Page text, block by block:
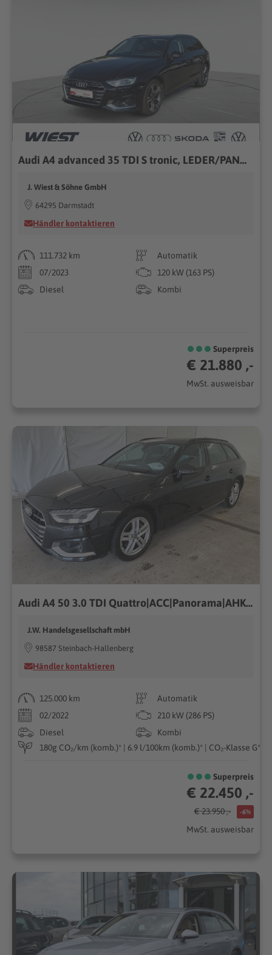
Audi A4 advanced 35 TDI S tronic, LEDER/PANO/18"/GRA/NAVI/KLIMA/SHZ uvm.
J. Wiest & Söhne GmbH
64295 Darmstadt
Händler kontaktieren
111.732 km
Automatik
07/2023
120 kW (163 PS)
Diesel
Kombi
Superpreis
€ 21.880 ,-
MwSt. ausweisbar
Audi A4 50 3.0 TDI Quattro|ACC|Panorama|AHK|PDC|MMI
J.W. Handelsgesellschaft mbH
98587 Steinbach-Hallenberg
Händler kontaktieren
125.000 km
Automatik
02/2022
210 kW (286 PS)
Diesel
Kombi
180g CO₂/km (komb.)* | 6.9 l/100km (komb.)* | CO₂-Klasse G*
Superpreis
€ 22.450 ,-
€ 23.950 ,- -6%
MwSt. ausweisbar